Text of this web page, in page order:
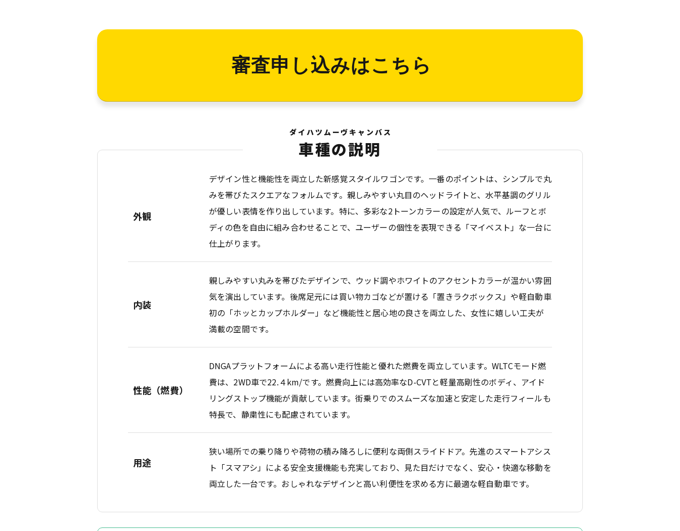
審査申し込みはこちら
ダイハツムーヴキャンバス
車種の説明
外観
デザイン性と機能性を両立した新感覚スタイルワゴンです。一番のポイントは、シンプルで丸
みを帯びたスクエアなフォルムです。親しみやすい丸目のヘッドライトと、水平基調のグリル
が優しい表情を作り出しています。特に、多彩な2トーンカラーの設定が人気で、ルーフとボ
ディの色を自由に組み合わせることで、ユーザーの個性を表現できる「マイベスト」な一台に
仕上がります。
内装
親しみやすい丸みを帯びたデザインで、ウッド調やホワイトのアクセントカラーが温かい雰囲
気を演出しています。後席足元には買い物カゴなどが置ける「置きラクボックス」や軽自動車
初の「ホッとカップホルダー」など機能性と居心地の良さを両立した、女性に嬉しい工夫が
満載の空間です。
性能（燃費）
DNGAプラットフォームによる高い走行性能と優れた燃費を両立しています。WLTCモード燃
費は、2WD車で22.４km/です。燃費向上には高効率なD-CVTと軽量高剛性のボディ、アイド
リングストップ機能が貢献しています。街乗りでのスムーズな加速と安定した走行フィールも
特長で、静粛性にも配慮されています。
用途
狭い場所での乗り降りや荷物の積み降ろしに便利な両側スライドドア。先進のスマートアシス
ト「スマアシ」による安全支援機能も充実しており、見た目だけでなく、安心・快適な移動を
両立した一台です。おしゃれなデザインと高い利便性を求める方に最適な軽自動車です。